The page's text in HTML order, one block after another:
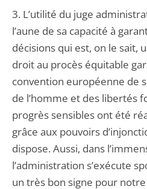
3. L’utilité du juge
l’aune de sa capacité à
décisions qui est, on le sait,
droit au procès équitable
convention européenne de
de l’homme et des libertés
progrès sensibles ont été
grâce aux pouvoirs
dispose. Aussi, dans
l’administration s’exécute
un très bon signe pour